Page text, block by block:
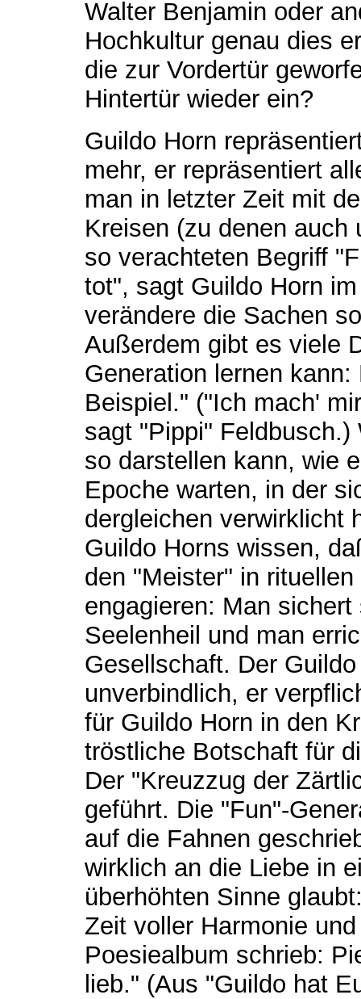
Walter Benjamin oder
Hochkultur genau dies
die zur Vordertür
Hintertür wieder ein?
Guildo Horn
mehr, er repräsentiert
man in letzter Zeit mit
Kreisen (zu denen auch
so verachteten Begriff
tot", sagt Guildo Horn
verändere die Sachen
Außerdem gibt es viele
Generation lernen
Beispiel." ("Ich mach'
sagt "Pippi"
so darstellen kann, wie
Epoche warten, in der
dergleichen verwirklicht
Guildo Horns wissen,
den "Meister" in
engagieren: Man
Seelenheil und man
Gesellschaft. Der
unverbindlich, er
für Guildo Horn in den
tröstliche Botschaft für
Der "Kreuzzug der
geführt. Die "Fun"-
auf die Fahnen
wirklich an die Liebe in
überhöhten Sinne
Zeit voller Harmonie
Poesiealbum schrieb:
lieb." (Aus "Guildo hat